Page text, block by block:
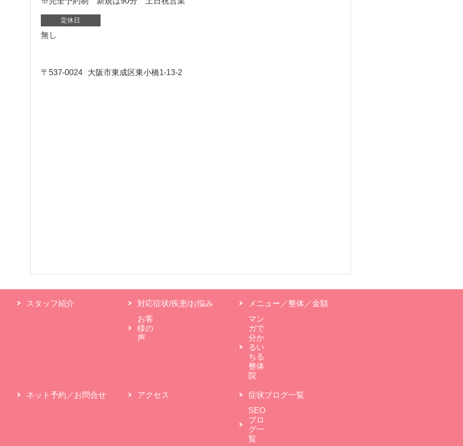
定休日
無し
〒537-0024 大阪市東成区東小橋1-13-2
スタッフ紹介
対応症状/疾患/お悩み
お客
様の
声
メニュー／整体／金額
マン
ガで
分か
るい
ちる
整体
院
ネット予約／お問合せ アクセス
症状ブログ一覧
SEO
ブロ
グ一
覧